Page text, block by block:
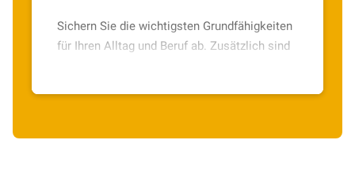
Sichern Sie die wichtigsten Grundfähigkeiten
für Ihren Alltag und Beruf ab. Zusätzlich sind